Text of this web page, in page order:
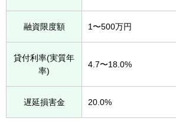
融資限度額 1〜500万円
貸付利率(実質年
率)
4.7〜18.0%
遅延損害金 20.0%